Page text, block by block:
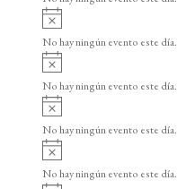
i
o
v
i
o
No hay ningún evento este día.
v
i
o
No hay ningún evento este día.
v
i
o
No hay ningún evento este día.
v
i
No hay ningún evento este día.